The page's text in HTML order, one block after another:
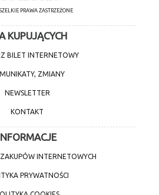
PRAWA ZASTRZEŻONE
KUPUJĄCYCH
BILET INTERNETOWY
ZMIANY
NEWSLETTER
KONTAKT
INTERNETOWYCH
PRYWATNOŚCI